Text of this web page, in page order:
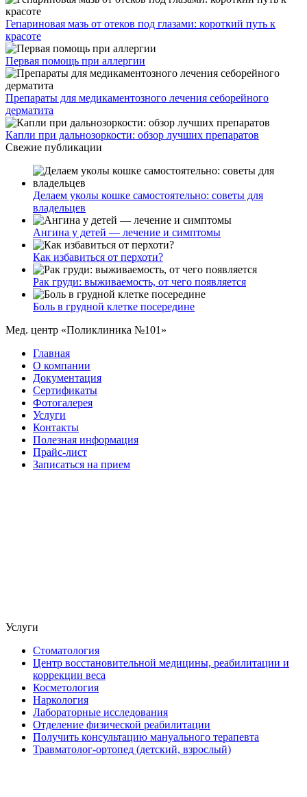
Гепариновая мазь от отеков под глазами: короткий путь к
красоте
Первая помощь при аллергии
Препараты для медикаментозного лечения себорейного
дерматита
Капли при дальнозоркости: обзор лучших препаратов
Свежие публикации
Делаем уколы кошке самостоятельно: советы для
владельцев
Ангина у детей — лечение и симптомы
Как избавиться от перхоти?
Рак груди: выживаемость, от чего появляется
Боль в грудной клетке посередине
Мед. центр «Поликлиника №101»
Главная
О компании
Документация
Сертификаты
Фотогалерея
Услуги
Контакты
Полезная информация
Прайс-лист
Записаться на прием
Услуги
Стоматология
Центр восстановительной медицины, реабилитации и
коррекции веса
Косметология
Наркология
Лабораторные исследования
Отделение физической реабилитации
Получить консультацию мануального терапевта
Травматолог-ортопед (детский, взрослый)